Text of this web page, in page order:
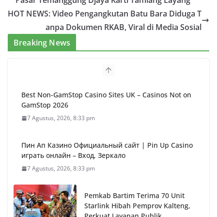
HOT NEWS: Video Pengangkutan Batu Bara Diduga T
anpa Dokumen RKAB, Viral di Media Sosial
Breaking News
Best Non-GamStop Casino Sites UK – Casinos Not on
GamStop 2026
7 Agustus, 2026, 8:33 pm
Пин Ап Казино Официальный сайт | Pin Up Casino
играть онлайн – Вход, Зеркало
7 Agustus, 2026, 8:33 pm
Pemkab Bartim Terima 70 Unit
Starlink Hibah Pemprov Kalteng,